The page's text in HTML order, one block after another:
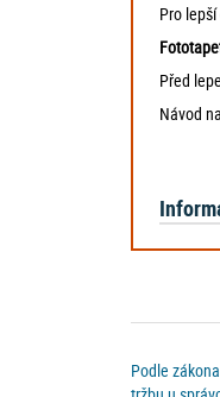
Pro
Před
Návod
Podle